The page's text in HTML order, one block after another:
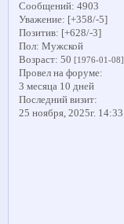
Сообщений: 4903
Уважение: [+358/-5]
Позитив: [+628/-3]
Пол: Мужской
Возраст: 50 [1976-01-08]
Провел на форуме:
3 месяца 10 дней
Последний визит:
25 ноября, 2025г.